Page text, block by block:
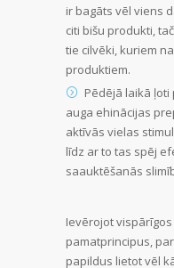
ir bagāts vēl viens
citi bišu produkti,
tie cilvēki, kuriem
produktiem.
Pēdējā laikā
auga ehinācijas
aktīvās vielas
līdz ar to tas spēj
saauktēšanās
Ievērojot
pamatprincipus,
papildus lietot vēl